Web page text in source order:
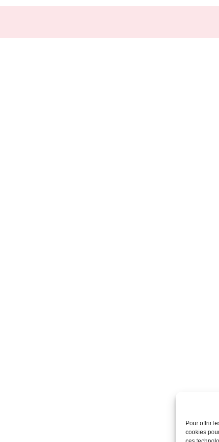
Pour offrir
cookies